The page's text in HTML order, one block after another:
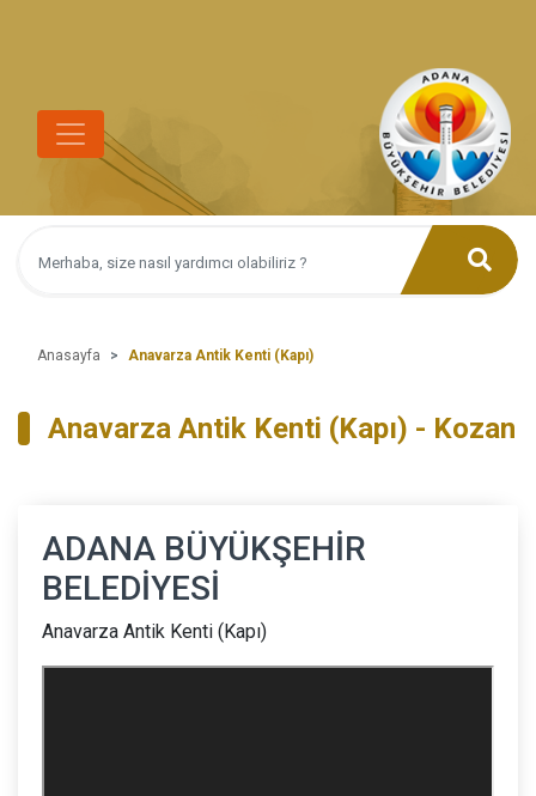
Anasayfa Anavarza Antik Kenti (Kapı)
Anavarza Antik Kenti (Kapı) - Kozan
ADANA BÜYÜKŞEHİR
BELEDİYESİ
Anavarza Antik Kenti (Kapı)